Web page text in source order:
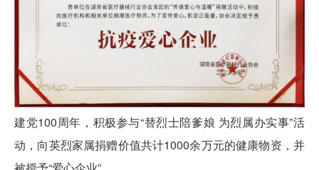
建党100周年，积极参与“替烈士陪爹娘 为烈属办实事”活
动，向英烈家属捐赠价值共计1000余万元的健康物资，并